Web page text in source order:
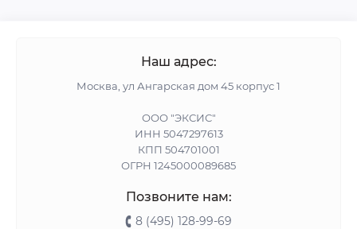
Наш адрес:
Москва, ул Ангарская дом 45 корпус 1
ООО "ЭКСИС"
ИНН 5047297613
КПП 504701001
ОГРН 1245000089685
Позвоните нам:
8 (495) 128-99-69